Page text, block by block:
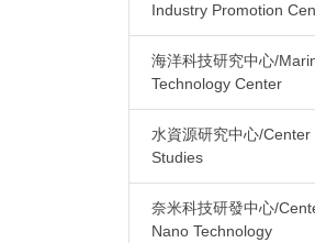
Industry Promotion
海洋科技研究中心/
Technology Center
水資源研究中心/
Studies
奈米科技研發中心/
Nano Technology